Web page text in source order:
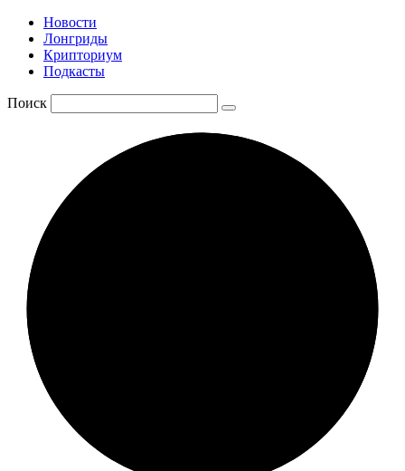
Новости
Лонгриды
Крипториум
Подкасты
Поиск